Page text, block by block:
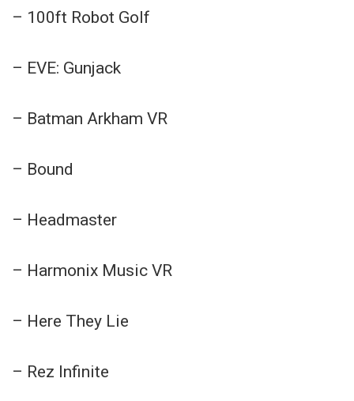
– 100ft Robot Golf
– EVE: Gunjack
– Batman Arkham VR
– Bound
– Headmaster
– Harmonix Music VR
– Here They Lie
– Rez Infinite